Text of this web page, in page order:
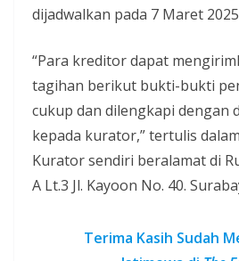
dijadwalkan pada 7 Maret
“Para kreditor dapat
tagihan berikut bukti-bukti
cukup dan dilengkapi dengan
kepada kurator,” tertulis
Kurator sendiri beralamat di
A Lt.3 Jl. Kayoon No. 40.
Terima Kasih Sudah